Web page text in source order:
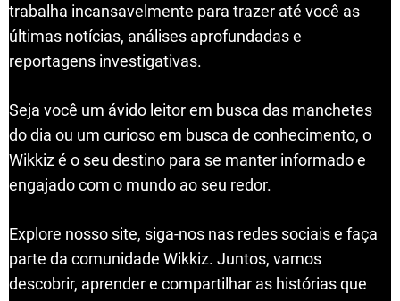
trabalha incansavelmente para trazer até você as
últimas notícias, análises aprofundadas e
reportagens investigativas.
Seja você um ávido leitor em busca das manchetes
do dia ou um curioso em busca de conhecimento, o
Wikkiz é o seu destino para se manter informado e
engajado com o mundo ao seu redor.
Explore nosso site, siga-nos nas redes sociais e faça
parte da comunidade Wikkiz. Juntos, vamos
descobrir, aprender e compartilhar as histórias que